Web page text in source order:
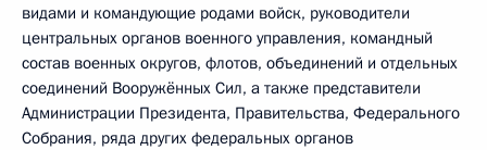
видами и командующие родами войск, руководители
центральных органов военного управления, командный
состав военных округов, флотов, объединений и отдельных
соединений Вооружённых Сил, а также представители
Администрации Президента, Правительства, Федерального
Собрания, ряда других федеральных органов